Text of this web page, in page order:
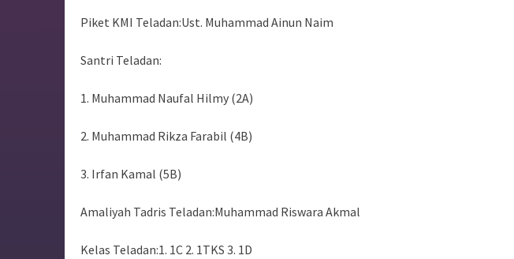
Piket KMI Teladan:Ust. Muhammad Ainun Naim
Santri Teladan:
1. Muhammad Naufal Hilmy (2A)
2. Muhammad Rikza Farabil (4B)
3. Irfan Kamal (5B)
Amaliyah Tadris Teladan:Muhammad Riswara Akmal
Kelas Teladan:1. 1C 2. 1TKS 3. 1D